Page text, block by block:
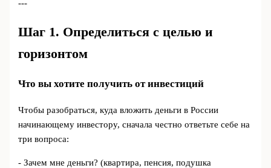
---
Шаг 1. Определиться с целью и
горизонтом
Что вы хотите получить от инвестиций
Чтобы разобраться, куда вложить деньги в России
начинающему инвестору, сначала честно ответьте себе на
три вопроса:
- Зачем мне деньги? (квартира, пенсия, подушка